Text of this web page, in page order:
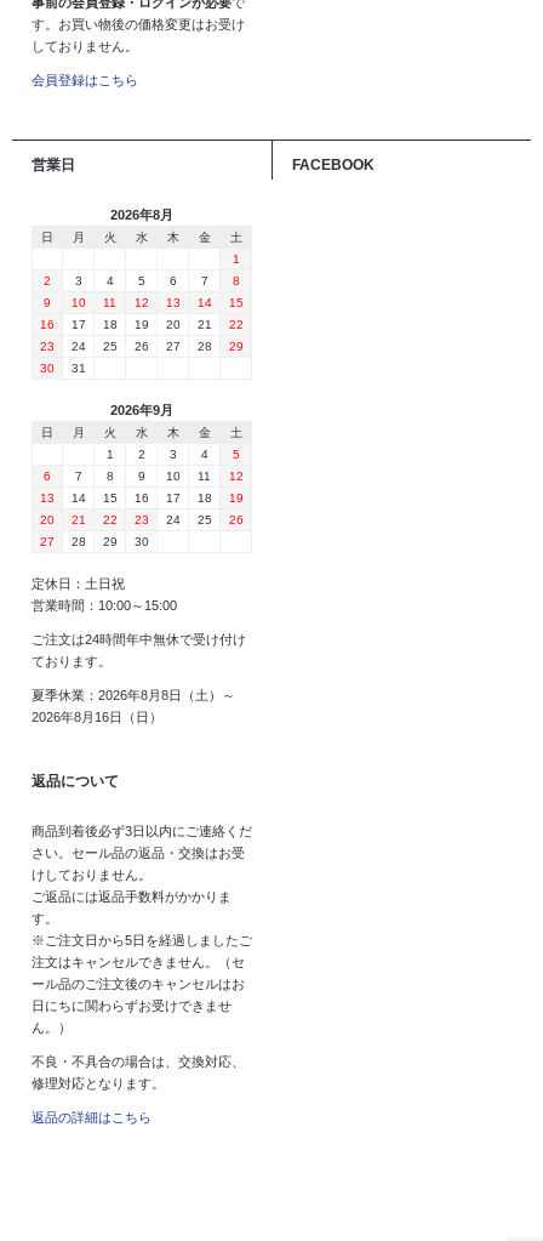
す。お買い物後の価格変更はお受け
しておりません。
会員登録はこちら
営業日
2026年8月
日 月 火 水 木 金
土
1
2
3 4 5 6 7
8
9
10 11 12 13 14
15
16
17 18 19 20 21
22
23
24 25 26 27 28
29
30
31
2026年9月
日 月 火 水 木 金
土
1
2 3 4
5
6
7 8 9 10 11
12
13
14 15 16 17 18
19
20
21 22 23 24 25
26
27
28 29 30
定休日：土日祝
営業時間：10:00～15:00
ご注文は24時間年中無休で受け付け
ております。
夏季休業：2026年8月8日（土）～
2026年8月16日（日）
返品について
商品到着後必ず3日以内にご連絡くだ
さい。セール品の返品・交換はお受
けしておりません。
ご返品には返品手数料がかかりま
す。
※ご注文日から5日を経過しましたご
注文はキャンセルできません。（セ
ール品のご注文後のキャンセルはお
日にちに関わらずお受けできませ
ん。）
不良・不具合の場合は、交換対応、
修理対応となります。
返品の詳細はこちら
FACEBOOK